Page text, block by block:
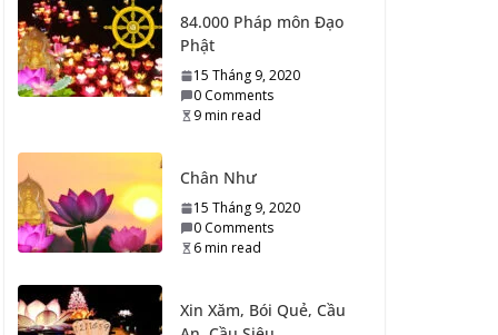
84.000 Pháp môn Đạo
Phật
15 Tháng 9, 2020
0 Comments
9 min read
Chân Như
15 Tháng 9, 2020
0 Comments
6 min read
Xin Xăm, Bói Quẻ, Cầu